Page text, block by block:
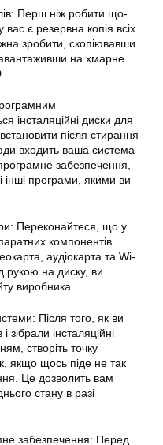
Перш ніж робити що-
є резервна копія всіх
зробити, скопіювавши
на хмарне
інсталяційні диски для
після стирання
входить ваша система
забезпечення,
інші програми, якими ви
Переконайтеся, що у
компонентів
аудіокарта та Wi-
рукою на диску, ви
виробника.
Після того, як ви
зібрали інсталяційні
створіть точку
якщо щось піде не так
Це дозволить вам
стану в разі
забезпечення: Перед